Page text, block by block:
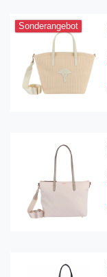
Sonderangebot